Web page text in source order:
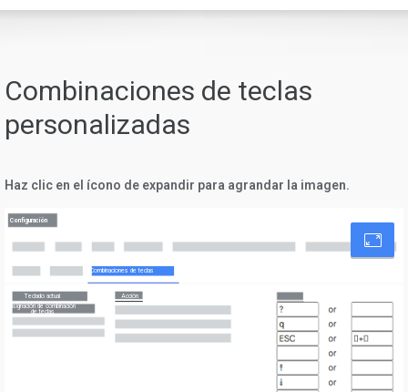
Combinaciones de teclas
personalizadas
Haz clic en el ícono de expandir para agrandar la imagen.
Teclado actual
Configuración
Combinaciones de teclas
asignación de combinación
de teclas
Acción